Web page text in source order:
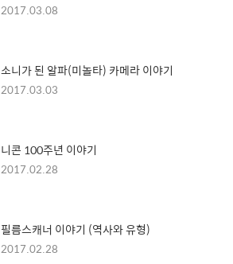
2017.03.08
소니가 된 알파(미놀타) 카메라 이야기
2017.03.03
니콘 100주년 이야기
2017.02.28
필름스캐너 이야기 (역사와 유형)
2017.02.28